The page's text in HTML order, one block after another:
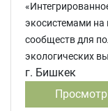
экосистемами на
сообществ для
экологических
г. Бишкек
Просмотр